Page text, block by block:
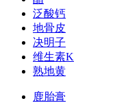
泛酸钙
地骨皮
决明子
维生素K
熟地黄
鹿胎膏